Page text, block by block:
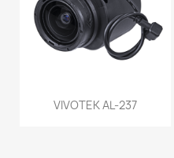
VIVOTEK AL-237